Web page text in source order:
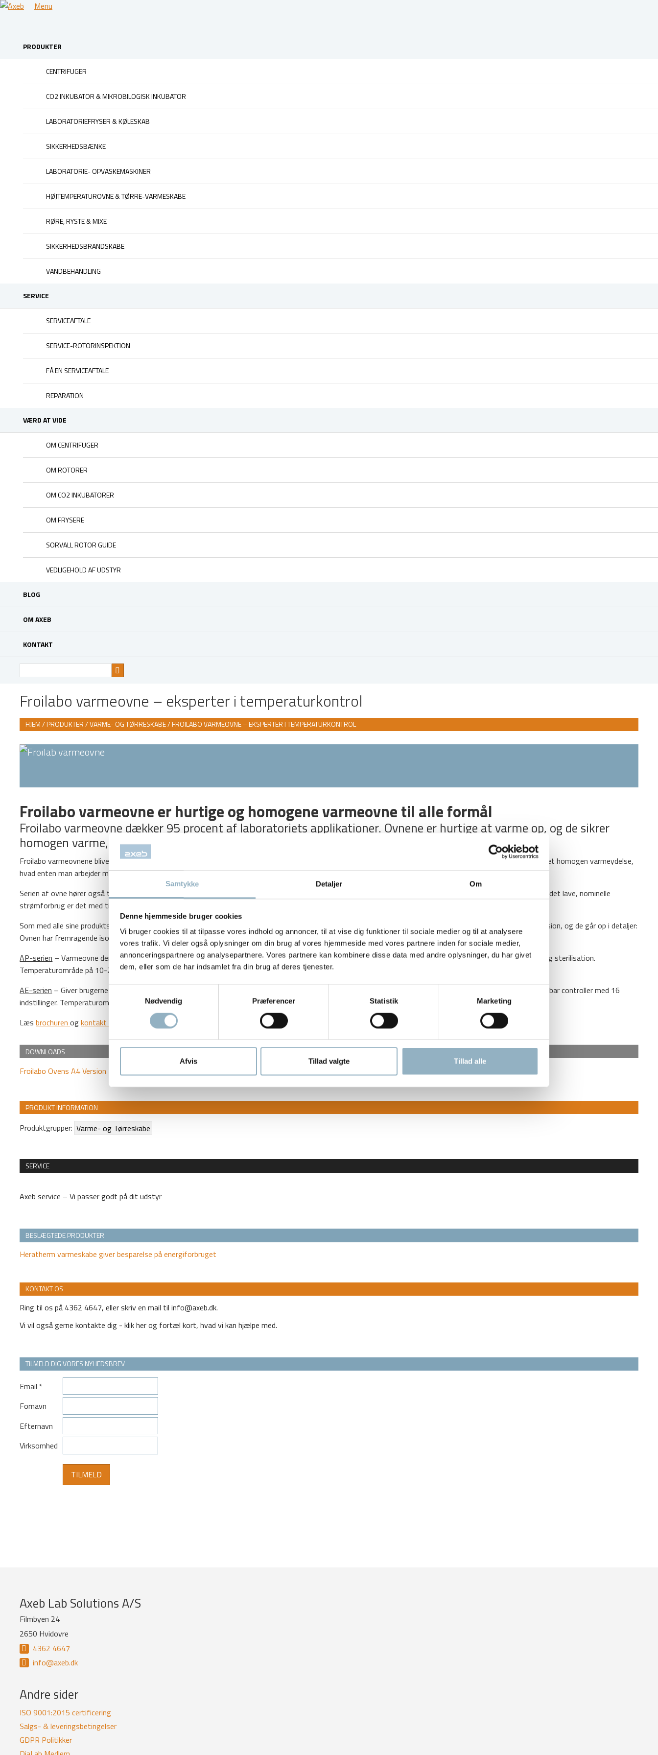
Samtykke Detaljer Om
Denne hjemmeside bruger cookies
Vi bruger cookies til at tilpasse vores indhold og annoncer, til at vise dig funktioner til sociale medier og til at analysere
vores trafik. Vi deler også oplysninger om din brug af vores hjemmeside med vores partnere inden for sociale medier,
annonceringspartnere og analysepartnere. Vores partnere kan kombinere disse data med andre oplysninger, du har givet
dem, eller som de har indsamlet fra din brug af deres tjenester.
Nødvendig
Præferencer Statistik Marketing
Afvis Tillad valgte Tillad alle
Menu
PRODUKTER
CENTRIFUGER
CO2 INKUBATOR & MIKROBILOGISK INKUBATOR
LABORATORIEFRYSER & KØLESKAB
SIKKERHEDSBÆNKE
LABORATORIE- OPVASKEMASKINER
HØJTEMPERATUROVNE & TØRRE-VARMESKABE
RØRE, RYSTE & MIXE
SIKKERHEDSBRANDSKABE
VANDBEHANDLING
SERVICE
SERVICEAFTALE
SERVICE-ROTORINSPEKTION
FÅ EN SERVICEAFTALE
REPARATION
VÆRD AT VIDE
OM CENTRIFUGER
OM ROTORER
OM CO2 INKUBATORER
OM FRYSERE
SORVALL ROTOR GUIDE
VEDLIGEHOLD AF UDSTYR
BLOG
OM AXEB
KONTAKT
efter
Froilabo varmeovne – eksperter i temperaturkontrol
HJEM/PRODUKTER/VARME- OG TØRRESKABE/ FROILABO VARMEOVNE – EKSPERTER I TEMPERATURKONTROL
Froilabo varmeovne er hurtige og homogene varmeovne til alle formål
Froilabo varmeovne dækker 95 procent af laboratoriets applikationer. Ovnene er hurtige at varme op, og de sikrer
homogen varme, selv ved fuld kapacitet.
Froilabo varmeovnene bliver varmet op gennem en konvektionsventilator, hvad der sparer værdifuld tid, når man skal starte ovnen op, ligesom det sikrer en meget homogen varmeydelse,
hvad enten man arbejder med mindre eller meget store mængder.
Serien af ovne hører også til de mest effektive på markedet og tilbyder ikke alene hurtig opstart, men også hurtig recovery efter åbning af døren. Sammen med det lave, nominelle
strømforbrug er det med til at holde omkostningerne nede.
Som med alle sine produktserier har Froilabo gjort sig store anstrengelser for at levere topkvalitet til rimelige priser. De har fokus på kvalitet, sikkerhed og præcision, og de går op i detaljer:
Ovnen har fremragende isolering og udmærker sig ved ikke at afgive ubehagelige lugte ved førstegangsbrug.
AP-serien – Varmeovne der lever op til dine krav, overholder alle regulativer og leverer både hurtighed og præcision. Specielt velegnet til tørring, termiske tests og sterilisation.
Temperaturområde på 10-250 ºC. Volumen 60-240 l.
AE-serien – Giver brugerne mulighed for at optimere deres applikationer og ovnkontrol. Det gælder for eksempel justérbar ventilationshastighed og programmérbar controller med 16
indstillinger. Temperaturområde på 5-100 ºC. Volumen 60-240 l.
Læsbrochurenogkontakt os for at få et godt tilbud!
DOWNLOADS
Froilabo Ovens A4 Version
PRODUKT INFORMATION
Produktgrupper: Varme- og Tørreskabe
SERVICE
Axeb service – Vi passer godt på dit udstyr
BESLÆGTEDE PRODUKTER
Heratherm varmeskabe giver besparelse på energiforbruget
KONTAKT OS
Ring til os på 4362 4647, eller skriv en mail til info@axeb.dk.
Vi vil også gerne kontakte dig - klik her og fortæl kort, hvad vi kan hjælpe med.
TILMELD DIG VORES NYHEDSBREV
Email *
Fornavn
Efternavn
Virksomhed
Company
information
and
newsletter
Axeb Lab Solutions A/S
Filmbyen 24
2650 Hvidovre
4362 4647
info@axeb.dk
Andre sider
ISO 9001:2015 certificering
Salgs- & leveringsbetingelser
GDPR Politikker